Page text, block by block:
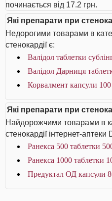
починається від 17.2 грн.
Які препарати при
Недорогими товарами в
стенокардії є:
Валідол таблетки
Валідол Дарниця
Корвалмент капсули
Які препарати при
Найдорожчими товарами в
стенокардії інтернет-аптеки
Ранекса 500 таблетки
Ранекса 1000 таблетки
Предуктал ОД капсули